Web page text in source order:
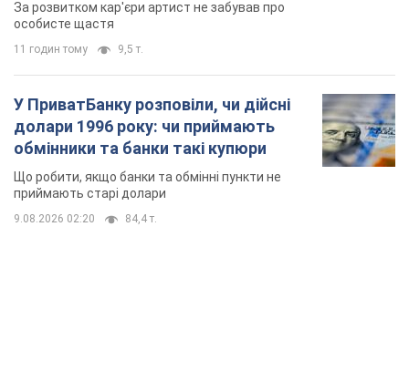
приймають старі долари